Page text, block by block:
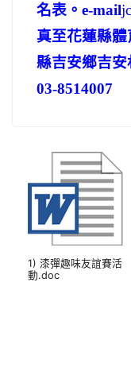
名表。 e-mail
真至花蓮縣
縣吉安鄉吉安
03-8514007
1) 漆彈趣味友誼賽活
動.doc